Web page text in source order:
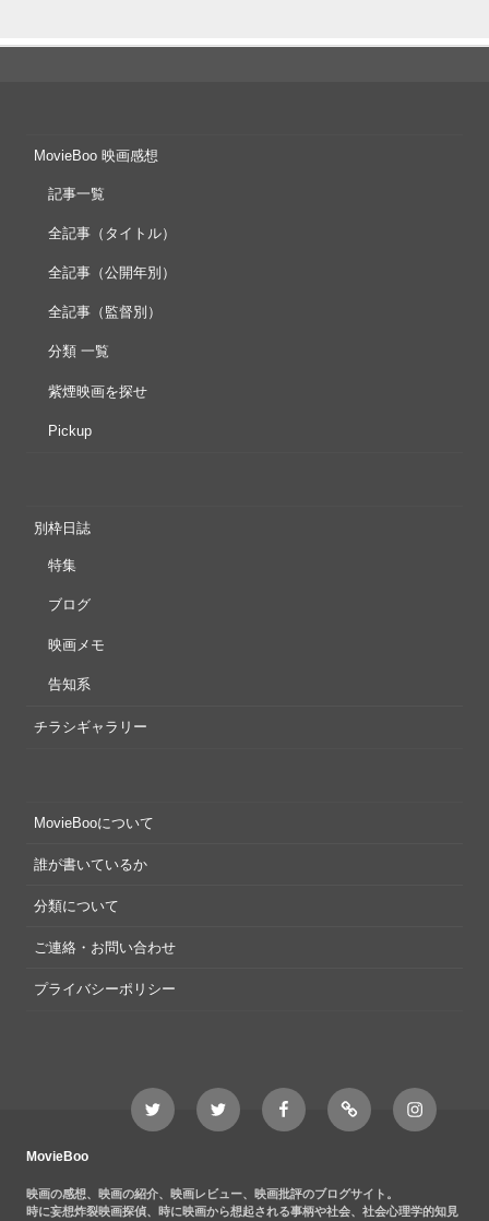
MovieBoo 映画感想
記事一覧
全記事（タイトル）
全記事（公開年別）
全記事（監督別）
分類 一覧
紫煙映画を探せ
Pickup
別枠日誌
特集
ブログ
映画メモ
告知系
チラシギャラリー
MovieBooについて
誰が書いているか
分類について
ご連絡・お問い合わせ
プライバシーポリシー
Twitter
MovieBoo
Twitter
Nezshi
Movieboo
Facebook
Feedly
Instagram
Nezshi
MovieBoo
映画の感想、映画の紹介、映画レビュー、映画批評のブログサイト。
時に妄想炸裂映画探偵、時に映画から想起される事柄や社会、社会心理学的知見